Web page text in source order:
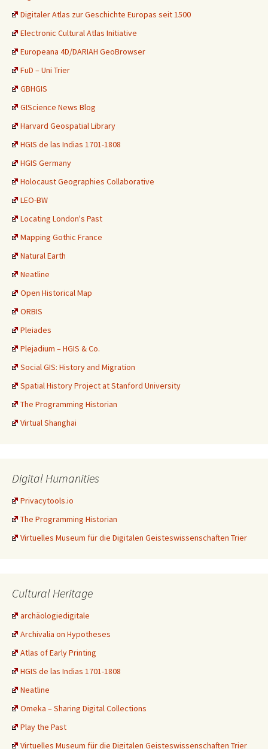
Digitaler Atlas zur Geschichte Europas seit 1500
Electronic Cultural Atlas Initiative
Europeana 4D/DARIAH GeoBrowser
FuD – Uni Trier
GBHGIS
GIScience News Blog
Harvard Geospatial Library
HGIS de las Indias 1701-1808
HGIS Germany
Holocaust Geographies Collaborative
LEO-BW
Locating London's Past
Mapping Gothic France
Natural Earth
Neatline
Open Historical Map
ORBIS
Pleiades
Plejadium – HGIS & Co.
Social GIS: History and Migration
Spatial History Project at Stanford University
The Programming Historian
Virtual Shanghai
Digital Humanities
Privacytools.io
The Programming Historian
Virtuelles Museum für die Digitalen Geisteswissenschaften Trier
Cultural Heritage
archäologiedigitale
Archivalia on Hypotheses
Atlas of Early Printing
HGIS de las Indias 1701-1808
Neatline
Omeka – Sharing Digital Collections
Play the Past
Virtuelles Museum für die Digitalen Geisteswissenschaften Trier